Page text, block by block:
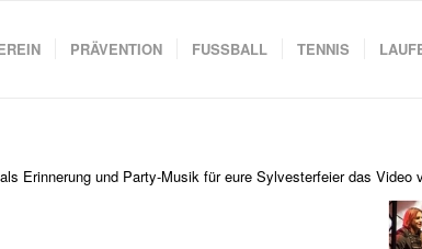
PRÄVENTION FUSSBALL TENNIS
Erinnerung und Party-Musik für eure Sylvesterfeier das